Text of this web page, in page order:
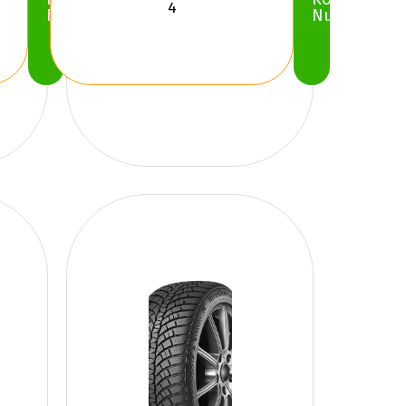
Nu
Nu